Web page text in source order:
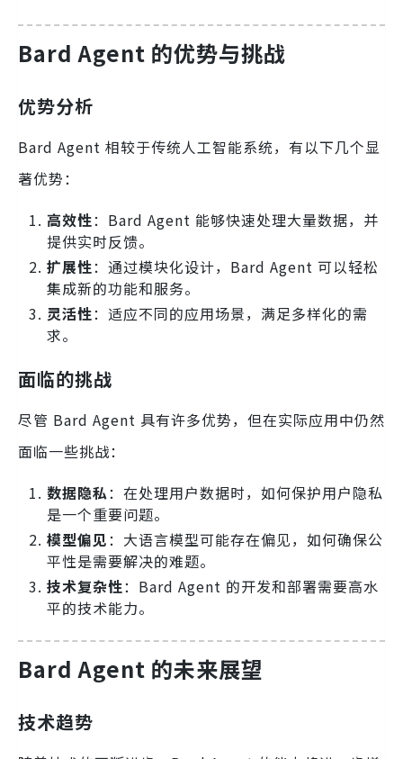
Bard Agent 的优势与挑战
优势分析
Bard Agent 相较于传统人工智能系统，有以下几个显
著优势：
高效性：Bard Agent 能够快速处理大量数据，并
提供实时反馈。
扩展性：通过模块化设计，Bard Agent 可以轻松
集成新的功能和服务。
灵活性：适应不同的应用场景，满足多样化的需
求。
面临的挑战
尽管 Bard Agent 具有许多优势，但在实际应用中仍然
面临一些挑战：
数据隐私：在处理用户数据时，如何保护用户隐私
是一个重要问题。
模型偏见：大语言模型可能存在偏见，如何确保公
平性是需要解决的难题。
技术复杂性：Bard Agent 的开发和部署需要高水
平的技术能力。
Bard Agent 的未来展望
技术趋势